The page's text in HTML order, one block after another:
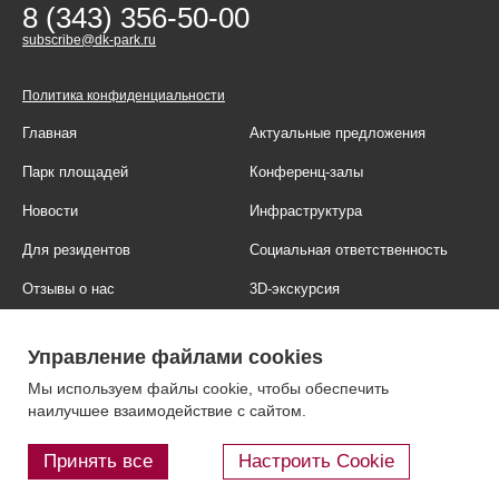
8 (343) 356-50-00
subscribe@dk-park.ru
Политика конфиденциальности
Главная Актуальные предложения
Парк площадей Конференц-залы
Новости Инфраструктура
Для резидентов Социальная ответственность
Отзывы о нас 3D-экскурсия
Контакты Блог
Управление файлами cookies
Мы используем файлы cookie, чтобы обеспечить
наилучшее взаимодействие с сайтом.
Принять все Настроить Cookie